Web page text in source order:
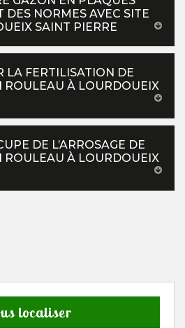
DES NORMES AVEC SITE
SAINT PIERRE
LA FERTILISATION DE
ROULEAU À LOURDOUEIX
DE L’ARROSAGE DE
ROULEAU À LOURDOUEIX
localiser